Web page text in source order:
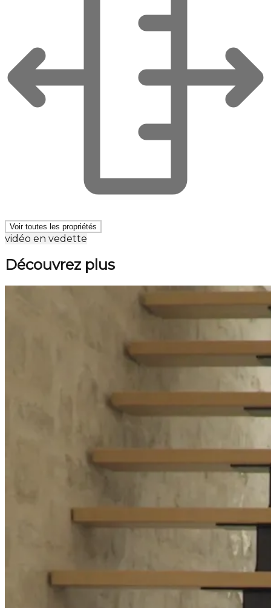
Voir toutes les propriétés
vidéo en vedette
Découvrez plus